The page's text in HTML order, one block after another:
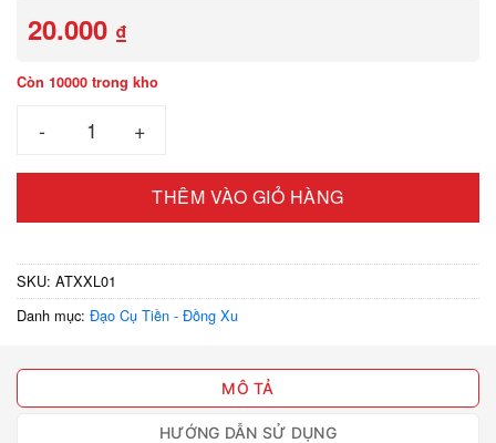
20.000 ₫
Còn 10000 trong kho
THÊM VÀO GIỎ HÀNG
SKU: ATXXL01
Danh mục: Đạo Cụ Tiền - Đồng Xu
MÔ TẢ
HƯỚNG DẪN SỬ DỤNG